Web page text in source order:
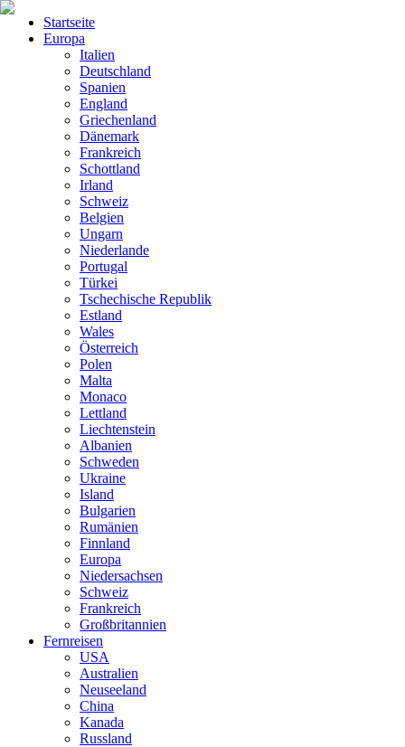
Startseite
Europa
Italien
Deutschland
Spanien
England
Griechenland
Dänemark
Frankreich
Schottland
Irland
Schweiz
Belgien
Ungarn
Niederlande
Portugal
Türkei
Tschechische Republik
Estland
Wales
Österreich
Polen
Malta
Monaco
Lettland
Liechtenstein
Albanien
Schweden
Ukraine
Island
Bulgarien
Rumänien
Finnland
Europa
Niedersachsen
Schweiz
Frankreich
Großbritannien
Fernreisen
USA
Australien
Neuseeland
China
Kanada
Russland